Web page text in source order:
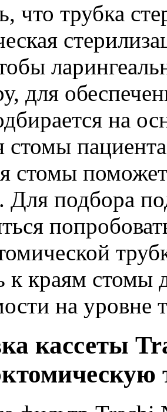
что трубка
для
на
стомы
стомы
Для подбора
к краям стомы
на уровне
кассеты